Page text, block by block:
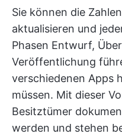
Sie können die
aktualisieren und
Phasen Entwurf,
Veröffentlichung
verschiedenen Apps
müssen. Mit dieser
Besitztümer
werden und stehen